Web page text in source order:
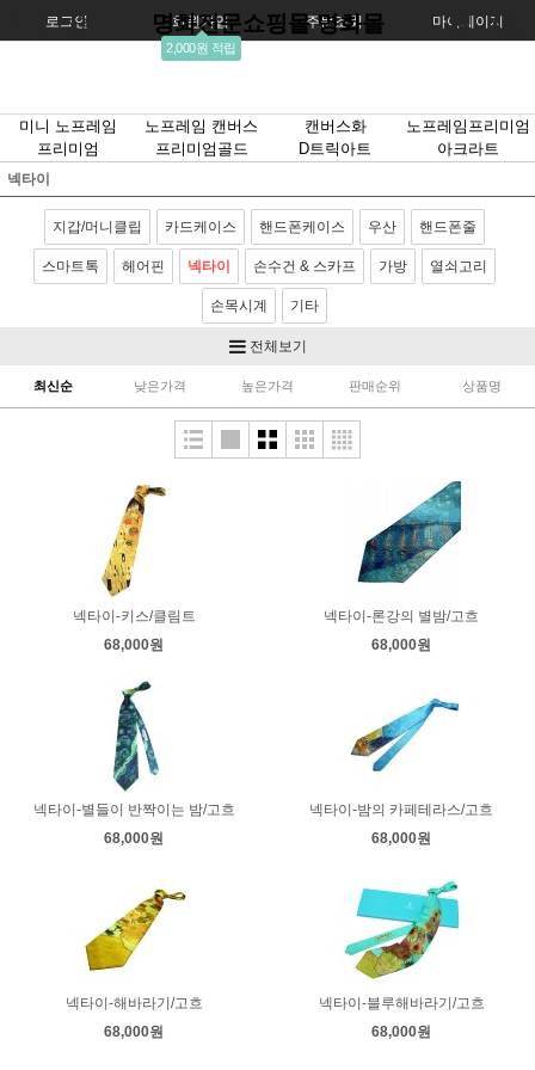
로그인 회원가입
2,000원 적립
주문조회 마이페이지
명화전문쇼핑몰 명화몰
미니 노프레임 노프레임 캔버스 캔버스화
노프레임프리미엄
프리미엄
프리미엄골드 D트릭아트 아크라트
넥타이
지갑/머니클립 카드케이스 핸드폰케이스 우산 핸드폰줄
스마트톡 헤어핀 넥타이 손수건 & 스카프 가방 열쇠고리
손목시계 기타
전체보기
최신순 낮은가격 높은가격 판매순위 상품명
넥타이-키스/클림트
68,000원
넥타이-론강의 별밤/고흐
68,000원
넥타이-별들이 반짝이는 밤/고흐
68,000원
넥타이-밤의 카페테라스/고흐
68,000원
넥타이-해바라기/고흐
68,000원
넥타이-블루해바라기/고흐
68,000원